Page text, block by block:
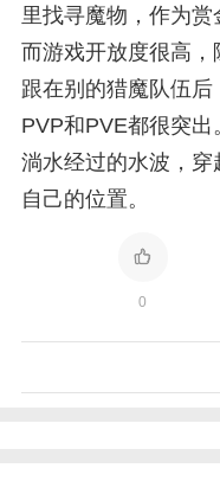
里找寻魔物，作为赏
而游戏开放度很高
跟在别的猎魔队伍
PVP和PVE都很突出
淌水经过的水波，
自己的位置。
0